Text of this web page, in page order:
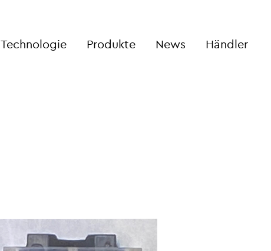
Technologie Produkte News Händler